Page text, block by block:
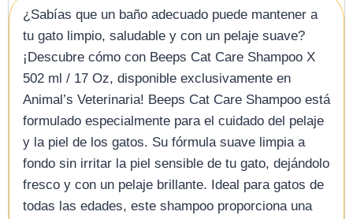
¿Sabías que un baño adecuado puede mantener a
tu gato limpio, saludable y con un pelaje suave?
¡Descubre cómo con Beeps Cat Care Shampoo X
502 ml / 17 Oz, disponible exclusivamente en
Animal’s Veterinaria! Beeps Cat Care Shampoo está
formulado especialmente para el cuidado del pelaje
y la piel de los gatos. Su fórmula suave limpia a
fondo sin irritar la piel sensible de tu gato, dejándolo
fresco y con un pelaje brillante. Ideal para gatos de
todas las edades, este shampoo proporciona una